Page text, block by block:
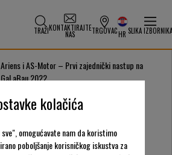
TRAŽIKONTAKTIRAJTE
NAS TRGOVAC HR SLIKA IZBORNIKA
Ariens i AS-Motor – Prvi zajednički nastup na
GaLaBau 2022
– Prvi
na
kolačića
omogućavate nam da koristimo
poboljšanje korisničkog iskustva za